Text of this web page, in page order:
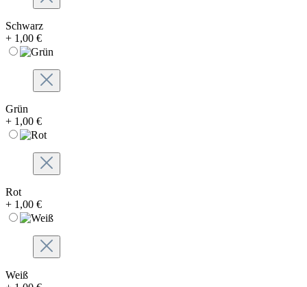
Schwarz
+ 1,00 €
Grün
+ 1,00 €
Rot
+ 1,00 €
Weiß